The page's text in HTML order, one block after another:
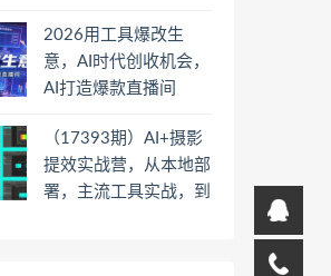
2026用工具爆改生
意，AI时代创收机会，
AI打造爆款直播间
（17393期）AI+摄影
提效实战营，从本地部
署，主流工具实战，到